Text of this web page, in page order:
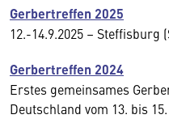
Gerbertreffen 2025
12.-14.9.2025 – Steffisburg
Gerbertreffen 2024
Erstes gemeinsames
Deutschland vom 13. bis